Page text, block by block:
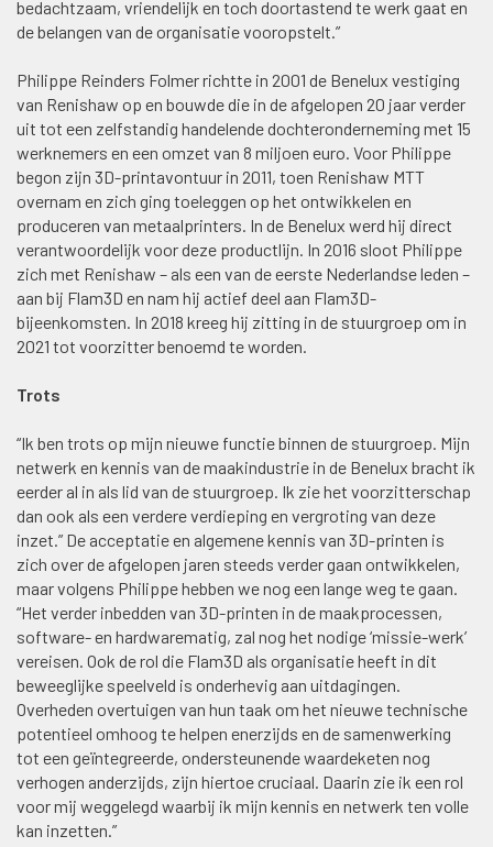
bedachtzaam, vriendelijk en toch doortastend te werk gaat en
de belangen van de organisatie vooropstelt.”
Philippe Reinders Folmer richtte in 2001 de Benelux vestiging
van Renishaw op en bouwde die in de afgelopen 20 jaar verder
uit tot een zelfstandig handelende dochteronderneming met 15
werknemers en een omzet van 8 miljoen euro. Voor Philippe
begon zijn 3D-printavontuur in 2011, toen Renishaw MTT
overnam en zich ging toeleggen op het ontwikkelen en
produceren van metaalprinters. In de Benelux werd hij direct
verantwoordelijk voor deze productlijn. In 2016 sloot Philippe
zich met Renishaw – als een van de eerste Nederlandse leden –
aan bij Flam3D en nam hij actief deel aan Flam3D-
bijeenkomsten. In 2018 kreeg hij zitting in de stuurgroep om in
2021 tot voorzitter benoemd te worden.
Trots
“Ik ben trots op mijn nieuwe functie binnen de stuurgroep. Mijn
netwerk en kennis van de maakindustrie in de Benelux bracht ik
eerder al in als lid van de stuurgroep. Ik zie het voorzitterschap
dan ook als een verdere verdieping en vergroting van deze
inzet.” De acceptatie en algemene kennis van 3D-printen is
zich over de afgelopen jaren steeds verder gaan ontwikkelen,
maar volgens Philippe hebben we nog een lange weg te gaan.
“Het verder inbedden van 3D-printen in de maakprocessen,
software- en hardwarematig, zal nog het nodige ‘missie-werk’
vereisen. Ook de rol die Flam3D als organisatie heeft in dit
beweeglijke speelveld is onderhevig aan uitdagingen.
Overheden overtuigen van hun taak om het nieuwe technische
potentieel omhoog te helpen enerzijds en de samenwerking
tot een geïntegreerde, ondersteunende waardeketen nog
verhogen anderzijds, zijn hiertoe cruciaal. Daarin zie ik een rol
voor mij weggelegd waarbij ik mijn kennis en netwerk ten volle
kan inzetten.”